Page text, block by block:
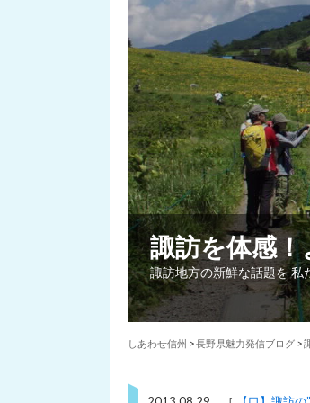
諏訪を体感
諏訪地方の新鮮な話題を 私
しあわせ信州 >長野県魅力発信ブログ >